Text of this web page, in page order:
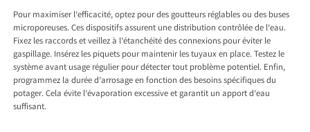
Pour maximiser l’efficacité, optez pour des goutteurs réglables ou des buses
microporeuses. Ces dispositifs assurent une distribution contrôlée de l’eau.
Fixez les raccords et veillez à l’étanchéité des connexions pour éviter le
gaspillage. Insérez les piquets pour maintenir les tuyaux en place. Testez le
système avant usage régulier pour détecter tout problème potentiel. Enfin,
programmez la durée d’arrosage en fonction des besoins spécifiques du
potager. Cela évite l’évaporation excessive et garantit un apport d’eau
suffisant.